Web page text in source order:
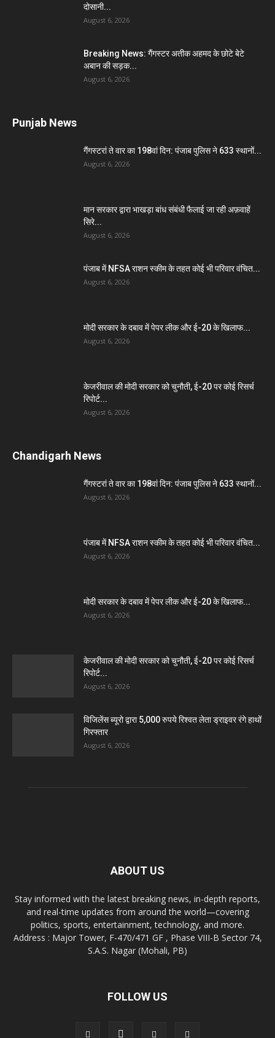
दोसानी...
August 6, 2026
Breaking News: गैंगस्टर अतीक अहमद के छोटे बेटे
अबान की सड़क...
August 6, 2026
Punjab News
गैंगस्टरां ते वार का 198वां दिन: पंजाब पुलिस ने 633 स्थानों...
August 6, 2026
मान सरकार द्वारा भाखड़ा बांध संबंधी फैलाई जा रही अफ़वाहें
सिरे...
August 6, 2026
पंजाब में NFSA राशन स्कीम के तहत कोई भी परिवार वंचित...
August 6, 2026
मोदी सरकार के दबाव में पेपर लीक और ई-20 के खिलाफ...
August 6, 2026
केजरीवाल की मोदी सरकार को चुनौती, ई-20 पर कोई रिसर्च
रिपोर्ट...
August 6, 2026
Chandigarh News
गैंगस्टरां ते वार का 198वां दिन: पंजाब पुलिस ने 633 स्थानों...
August 6, 2026
पंजाब में NFSA राशन स्कीम के तहत कोई भी परिवार वंचित...
August 6, 2026
मोदी सरकार के दबाव में पेपर लीक और ई-20 के खिलाफ...
August 6, 2026
केजरीवाल की मोदी सरकार को चुनौती, ई-20 पर कोई रिसर्च
रिपोर्ट...
August 6, 2026
विजिलेंस ब्यूरो द्वारा 5,000 रुपये रिश्वत लेता ड्राइवर रंगे हाथों
गिरफ्तार
August 6, 2026
ABOUT US
Stay informed with the latest breaking news, in-depth reports,
and real-time updates from around the world—covering
politics, sports, entertainment, technology, and more.
Address : Major Tower, F-470/471 GF , Phase VIII-B Sector 74,
S.A.S. Nagar (Mohali, PB)
FOLLOW US